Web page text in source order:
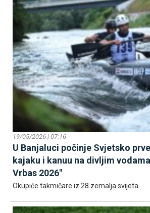
19/05/2026 | 07:16
U Banjaluci počinje Svjetsko
kajaku i kanuu na divljim
Vrbas 2026"
Okupiće takmičare iz 28 zemalja svijeta....